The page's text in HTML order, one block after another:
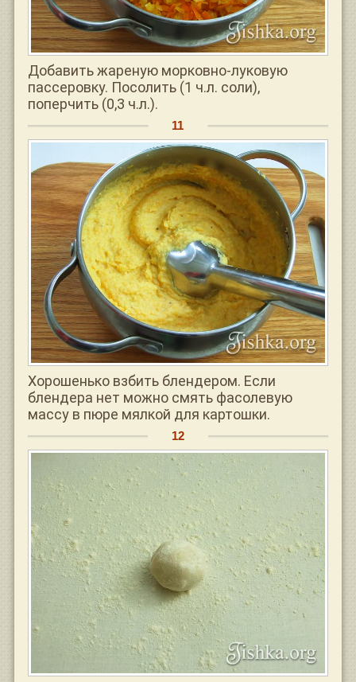
Добавить жареную морковно-луковую
пассеровку. Посолить (1 ч.л. соли),
поперчить (0,3 ч.л.).
Хорошенько взбить блендером. Если
блендера нет можно смять фасолевую
массу в пюре мялкой для картошки.